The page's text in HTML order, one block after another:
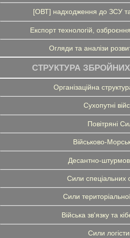
[ОВТ] надходження до ЗСУ
Експорт технологій, озброєння
Огляди та аналізи
СТРУКТУРА
Організаційна
Сухопутні
Повітряні
Військово-
Десантно-
Сили спеціальних
Сили
Війська зв'язку та
Сили